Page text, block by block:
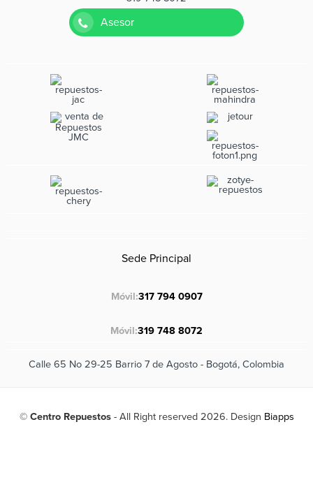
Asesor
Sede Principal
Móvil:317 794 0907
Móvil:319 748 8072
Calle 65 No 29-25 Barrio 7 de Agosto - Bogotá, Colombia
© Centro Repuestos- All Right reserved 2026. Design Biapps